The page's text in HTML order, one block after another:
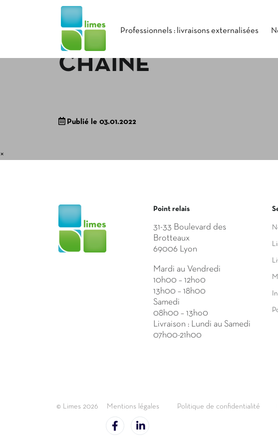
Professionnels : livraisons externalisées
CHAÎNE
Publié le 03.01.2022
×
Point relais
31-33 Boulevard des
Brotteaux
69006 Lyon
Mardi au Vendredi
10h00 – 12ho0
13h00 – 18h00
Samedi
08h00 – 13ho0
Livraison : Lundi au Samedi
07h00-21h00
© Limes 2026 Mentions légales Politique de confidentialité